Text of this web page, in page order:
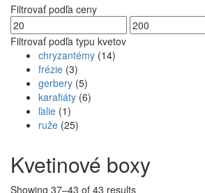
Filtrovať podľa ceny
Minimálna
cena
Maximálna
cena
Filtrovať podľa typu kvetov
chryzantémy (14)
frézie (3)
gerbery (5)
karafiáty (6)
ľalie (1)
ruže (25)
Kvetinové boxy
Showing 37–43 of 43 results